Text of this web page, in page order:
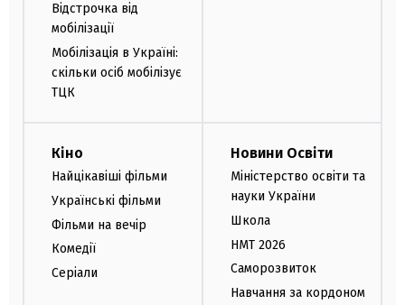
Відстрочка від
мобілізації
Мобілізація в Україні:
скільки осіб мобілізує
ТЦК
Кіно
Найцікавіші фільми
Українські фільми
Фільми на вечір
Комедії
Серіали
Новини Освіти
Міністерство освіти та
науки України
Школа
НМТ 2026
Саморозвиток
Навчання за кордоном